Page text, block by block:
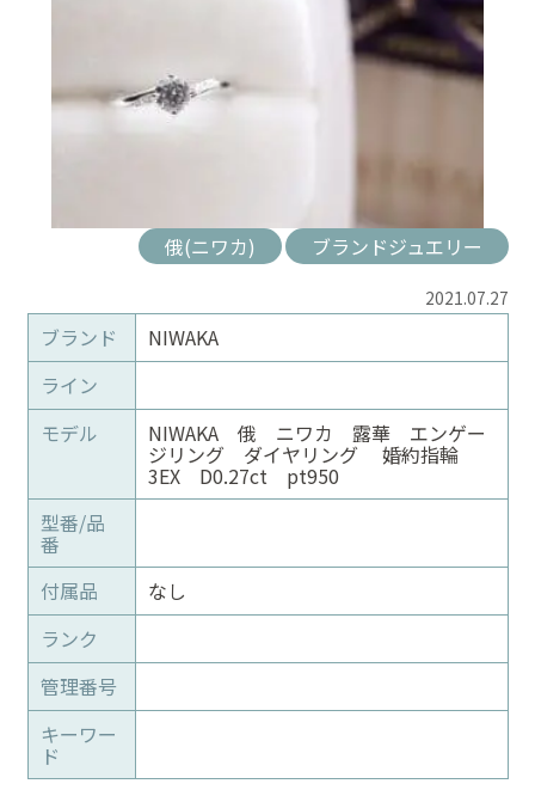
俄(ニワカ) ブランドジュエリー
2021.07.27
ブランド
NIWAKA
ライン
モデル
NIWAKA 俄 ニワカ 露華 エンゲー
ジリング ダイヤリング 婚約指輪
3EX D0.27ct pt950
型番/品
番
付属品
なし
ランク
管理番号
キーワー
ド